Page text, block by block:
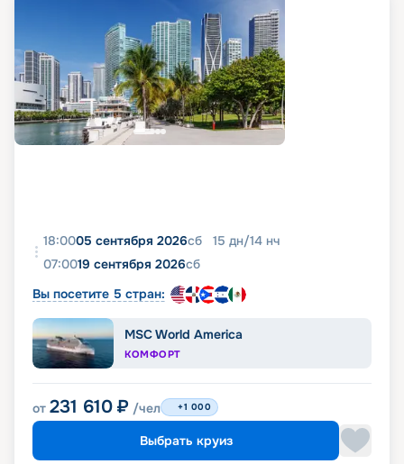
18:0005 сентября 2026сб 15 дн/14 нч
07:0019 сентября 2026сб
Вы посетите 5 стран:
MSC World America
КОМФОРТ
от 231 610 ₽ /чел +1 000
Выбрать круиз